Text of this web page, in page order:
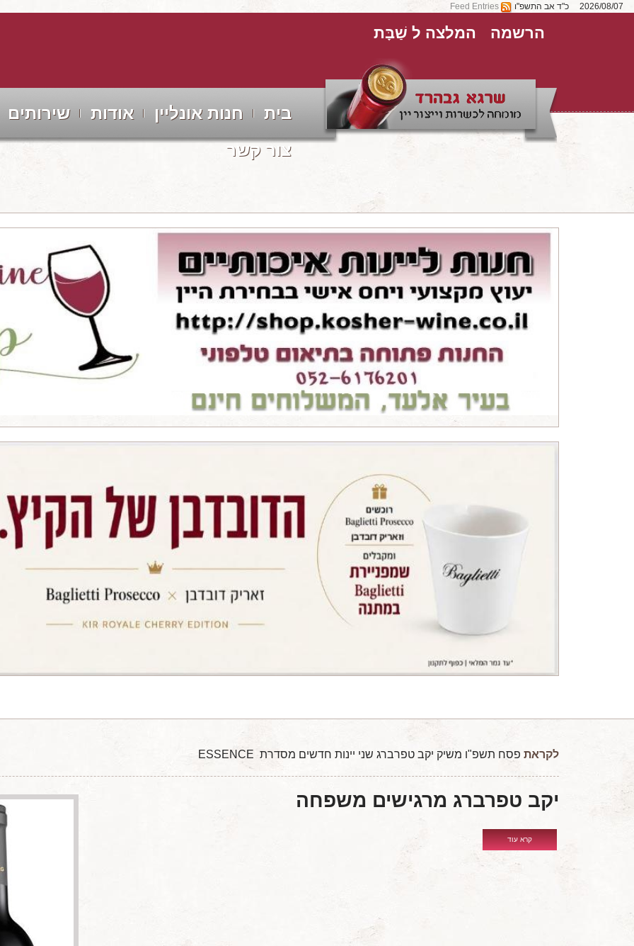
כ"ד אב התשפ"ו Feed Entries
הרשמה המלצה ל שַׁבָּת
בית חנות אונליין אודות
שירותים
צור קשר
לקראת פסח תשפ"ו משיק יקב טפרברג שני יינות חדשים מסדרת ESSENCE
יקב טפרברג מרגישים משפחה
קרא עוד